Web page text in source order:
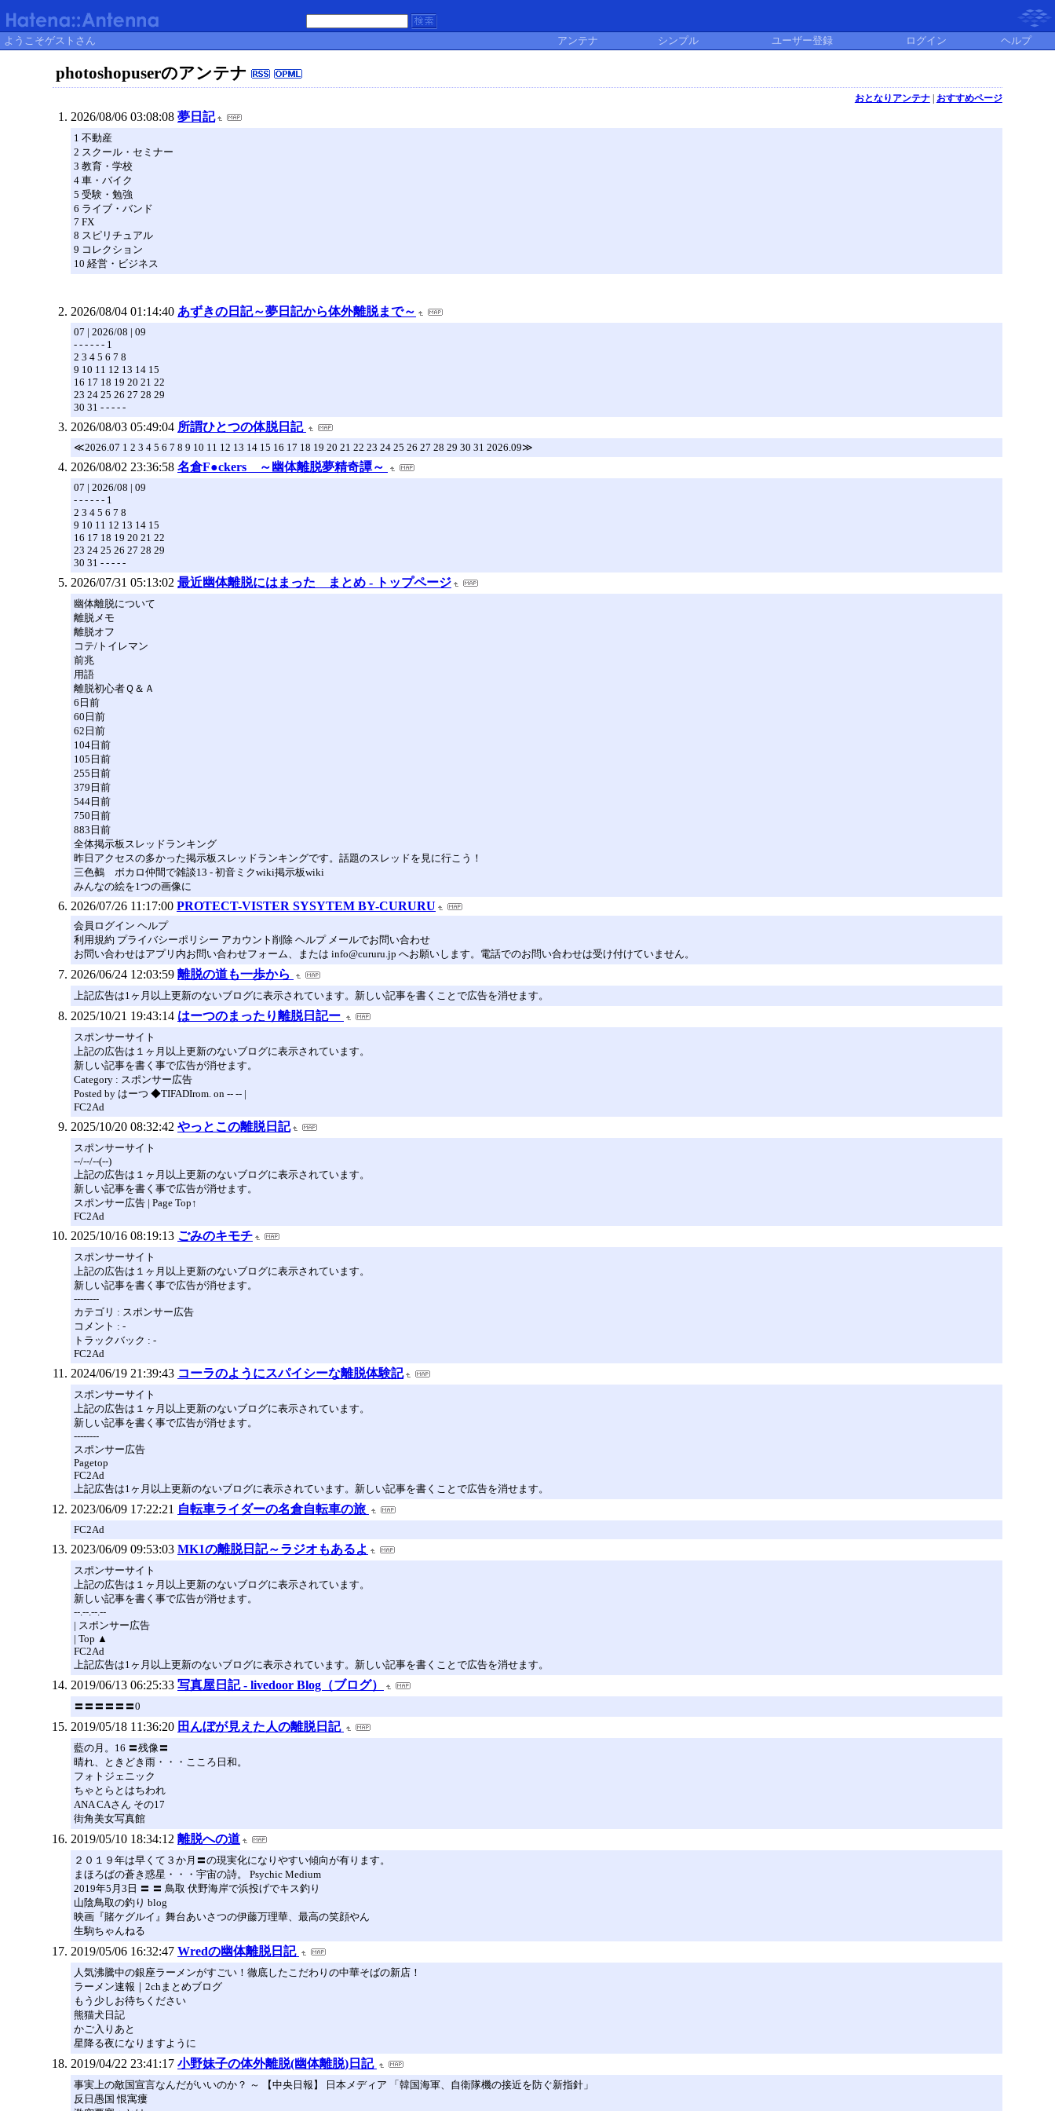
ようこそゲストさん アンテナ シンプル ユーザー登録 ログイン ヘルプ
photoshopuserのアンテナ
おとなりアンテナ| おすすめページ
2026/08/06 03:08:08 夢日記
1 不動産
2 スクール・セミナー
3 教育・学校
4 車・バイク
5 受験・勉強
6 ライブ・バンド
7 FX
8 スピリチュアル
9 コレクション
10 経営・ビジネス
2026/08/04 01:14:40 あずきの日記～夢日記から体外離脱まで～
07 | 2026/08 | 09
- - - - - - 1
2 3 4 5 6 7 8
9 10 11 12 13 14 15
16 17 18 19 20 21 22
23 24 25 26 27 28 29
30 31 - - - - -
2026/08/03 05:49:04 所謂ひとつの体脱日記
≪2026.07 1 2 3 4 5 6 7 8 9 10 11 12 13 14 15 16 17 18 19 20 21 22 23 24 25 26 27 28 29 30 31 2026.09≫
2026/08/02 23:36:58 名倉F●ckers ～幽体離脱夢精奇譚～
07 | 2026/08 | 09
- - - - - - 1
2 3 4 5 6 7 8
9 10 11 12 13 14 15
16 17 18 19 20 21 22
23 24 25 26 27 28 29
30 31 - - - - -
2026/07/31 05:13:02 最近幽体離脱にはまった まとめ - トップページ
幽体離脱について
離脱メモ
離脱オフ
コテ/トイレマン
前兆
用語
離脱初心者Ｑ＆Ａ
6日前
60日前
62日前
104日前
105日前
255日前
379日前
544日前
750日前
883日前
全体掲示板スレッドランキング
昨日アクセスの多かった掲示板スレッドランキングです。話題のスレッドを見に行こう！
三色鵺 ボカロ仲間で雑談13 - 初音ミクwiki掲示板wiki
みんなの絵を1つの画像に
2026/07/26 11:17:00 PROTECT-VISTER SYSYTEM BY-CURURU
会員ログイン ヘルプ
利用規約 プライバシーポリシー アカウント削除 ヘルプ メールでお問い合わせ
お問い合わせはアプリ内お問い合わせフォーム、または info@cururu.jp へお願いします。電話でのお問い合わせは受け付けていません。
2026/06/24 12:03:59 離脱の道も一歩から
上記広告は1ヶ月以上更新のないブログに表示されています。新しい記事を書くことで広告を消せます。
2025/10/21 19:43:14 はーつのまったり離脱日記ー
スポンサーサイト
上記の広告は１ヶ月以上更新のないブログに表示されています。
新しい記事を書く事で広告が消せます。
Category : スポンサー広告
Posted by はーつ ◆TIFADIrom. on -- -- |
FC2Ad
2025/10/20 08:32:42 やっとこの離脱日記
スポンサーサイト
--/--/--(--)
上記の広告は１ヶ月以上更新のないブログに表示されています。
新しい記事を書く事で広告が消せます。
スポンサー広告 | Page Top↑
FC2Ad
2025/10/16 08:19:13 ごみのキモチ
スポンサーサイト
上記の広告は１ヶ月以上更新のないブログに表示されています。
新しい記事を書く事で広告が消せます。
--------
カテゴリ : スポンサー広告
コメント : -
トラックバック : -
FC2Ad
2024/06/19 21:39:43 コーラのようにスパイシーな離脱体験記
スポンサーサイト
上記の広告は１ヶ月以上更新のないブログに表示されています。
新しい記事を書く事で広告が消せます。
--------
スポンサー広告
Pagetop
FC2Ad
上記広告は1ヶ月以上更新のないブログに表示されています。新しい記事を書くことで広告を消せます。
2023/06/09 17:22:21 自転車ライダーの名倉自転車の旅
FC2Ad
2023/06/09 09:53:03 MK1の離脱日記～ラジオもあるよ
スポンサーサイト
上記の広告は１ヶ月以上更新のないブログに表示されています。
新しい記事を書く事で広告が消せます。
--.--.--.--
| スポンサー広告
| Top ▲
FC2Ad
上記広告は1ヶ月以上更新のないブログに表示されています。新しい記事を書くことで広告を消せます。
2019/06/13 06:25:33 写真屋日記 - livedoor Blog（ブログ）
〓〓〓〓〓〓0
2019/05/18 11:36:20 田んぼが見えた人の離脱日記
藍の月。16 〓残像〓
晴れ、ときどき雨・・・こころ日和。
フォトジェニック
ちゃとらとはちわれ
ANA CAさん その17
街角美女写真館
2019/05/10 18:34:12 離脱への道
２０１９年は早くて３か月〓の現実化になりやすい傾向が有ります。
まほろばの蒼き惑星・・・宇宙の詩。 Psychic Medium
2019年5月3日 〓 〓 鳥取 伏野海岸で浜投げでキス釣り
山陰鳥取の釣り blog
映画『賭ケグルイ』舞台あいさつの伊藤万理華、最高の笑顔やん
生駒ちゃんねる
2019/05/06 16:32:47 Wredの幽体離脱日記
人気沸騰中の銀座ラーメンがすごい！徹底したこだわりの中華そばの新店！
ラーメン速報｜2chまとめブログ
もう少しお待ちください
熊猫犬日記
かご入りあと
星降る夜になりますように
2019/04/22 23:41:17 小野妹子の体外離脱(幽体離脱)日記
事実上の敵国宣言なんだがいいのか？ ～ 【中央日報】 日本メディア 「韓国海軍、自衛隊機の接近を防ぐ新指針」
反日愚国 恨寓瘻